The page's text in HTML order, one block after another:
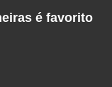
é favorito